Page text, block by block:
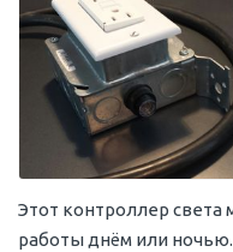
Этот контроллер
работы днём или